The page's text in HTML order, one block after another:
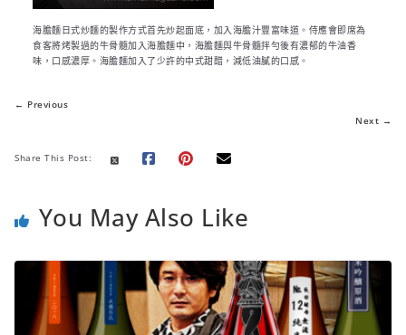
海膽麵日式炒麵的製作方式首先炒起面底，加入海膽汁豐富味道。侍應會即席為
食客將烤製過的牛骨髓加入海膽麵中，海膽麵與牛骨髓拌勻後有濃郁的牛油香
味，口感濃厚。海膽麵加入了少許的中式甜醋，減低油膩的口感。
← Previous
Next →
Share This Post:
You May Also Like